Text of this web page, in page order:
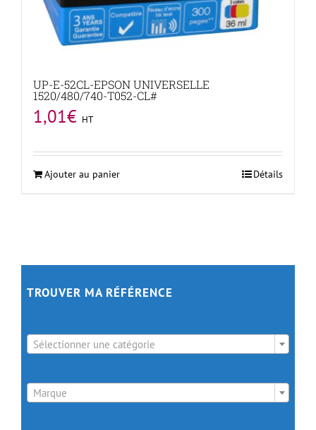
UP-E-52CL-EPSON UNIVERSELLE
1520/480/740-T052-CL#
1,01€ HT
Ajouter au panier Détails
TROUVER MA RÉFÉRENCE
Sélectionner une catégorie
Marque